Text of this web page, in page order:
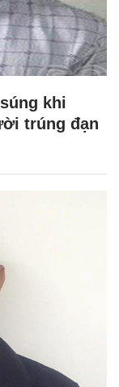
khi
trúng đạn